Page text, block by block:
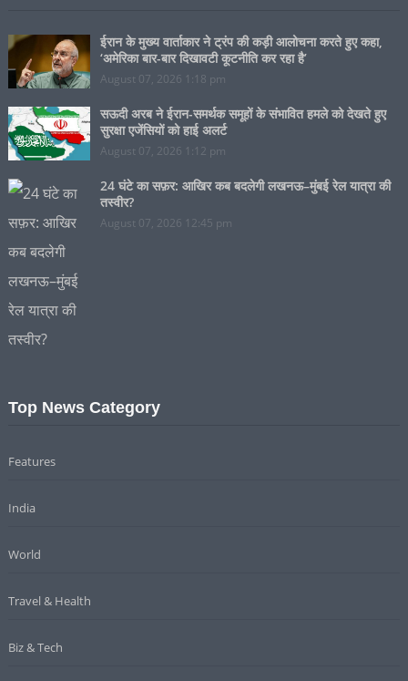
ईरान के मुख्य वार्ताकार ने ट्रंप की कड़ी आलोचना करते हुए कहा,
‘अमेरिका बार-बार दिखावटी कूटनीति कर रहा है’
August 07, 2026 1:18 pm
सऊदी अरब ने ईरान-समर्थक समूहों के संभावित हमले को देखते हुए
सुरक्षा एजेंसियों को हाई अलर्ट
August 07, 2026 1:12 pm
24 घंटे का सफ़र: आखिर कब बदलेगी लखनऊ–मुंबई रेल यात्रा की
तस्वीर?
August 07, 2026 12:45 pm
Top News Category
Features
India
World
Travel & Health
Biz & Tech